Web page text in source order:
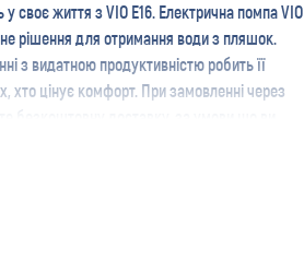
у своє життя з VIO E16. Електрична помпа VIO
рішення для отримання води з пляшок.
з видатною продуктивністю робить її
хто цінує комфорт. При замовленні через
від акумулятора, тому є абсолютно